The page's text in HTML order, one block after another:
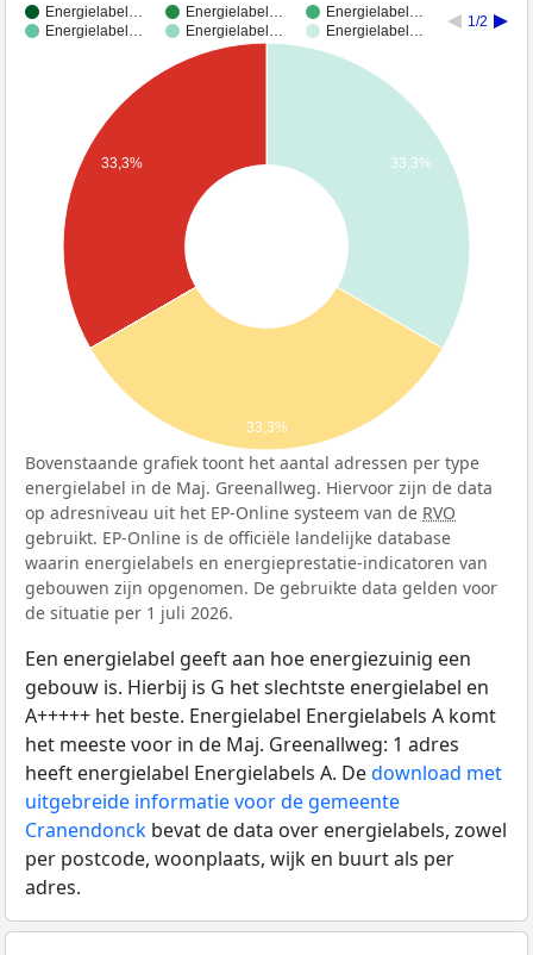
Energielabel… Energielabel…
Energielabel…
Energielabel…
Energielabel… Energielabel…
1/2
33,3%
33,3%
33,3%
Bovenstaande grafiek toont het aantal adressen per type
energielabel in de Maj. Greenallweg. Hiervoor zijn de data
op adresniveau uit het EP-Online systeem van de RVO
gebruikt. EP-Online is de officiële landelijke database
waarin energielabels en energieprestatie-indicatoren van
gebouwen zijn opgenomen. De gebruikte data gelden voor
de situatie per 1 juli 2026.
Een energielabel geeft aan hoe energiezuinig een
gebouw is. Hierbij is G het slechtste energielabel en
A+++++ het beste. Energielabel Energielabels A komt
het meeste voor in de Maj. Greenallweg: 1 adres
heeft energielabel Energielabels A. Dedownload met
uitgebreide informatie voor de gemeente
Cranendonck bevat de data over energielabels, zowel
per postcode, woonplaats, wijk en buurt als per
adres.